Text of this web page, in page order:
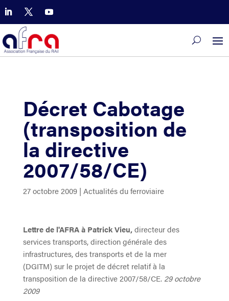
Décret Cabotage
(transposition de
la directive
2007/58/CE)
27 octobre 2009| Actualités du ferroviaire
Lettre de l'AFRA à Patrick Vieu,directeur des
services transports, direction générale des
infrastructures, des transports et de la mer
(DGITM) sur le projet de décret relatif à la
transposition de la directive 2007/58/CE.29 octobre
2009